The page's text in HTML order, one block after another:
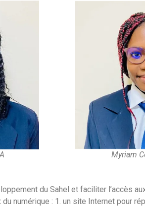
Myriam
du Sahel et faciliter l’accès
numérique : 1. un site Internet pour